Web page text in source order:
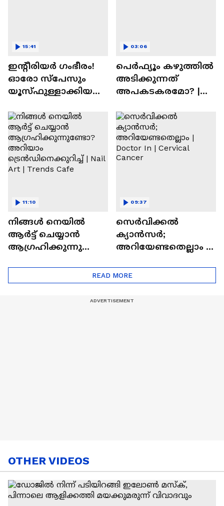
ഇന്റീരിയർ ഗംഭീരം!
ഓരോ സ്‌പേസും
യൂസ്ഫുള്ളാക്കിയ
15:41
പെർഫ്യൂം കഴുത്തിൽ
അടിക്കുന്നത്
അപകടകരമോ? |
03:06
നിങ്ങൾ നെയിൽ
ആർട്ട് ചെയ്യാൻ
ആഗ്രഹിക്കുന്നുണ്ടോ
ട്രെൻഡിനെക്കുറിച്ച് |
Nail Art | Trends Cafe
11:10
സെർവിക്കൽ
ക്യാൻസർ;
അറിയേണ്ടതെല്ലാം |
Cancer
09:37
READ MORE
OTHER VIDEOS